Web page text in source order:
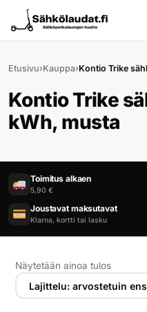
Ajoneuvot
Varaosat
Huoltopalvelu
Etusivu›Kauppa›Kontio Trike
Kontio Trike
kWh, musta
Toimitus alkaen
5,90 €
Joustavat maksutavat
Klarna, kortti tai lasku
Näytetään ainoa tulos